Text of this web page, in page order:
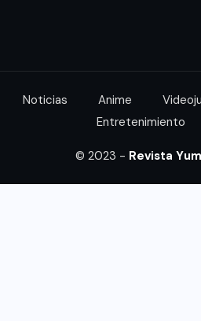
Noticias Anime
Entretenimiento
© 2023 - Revista